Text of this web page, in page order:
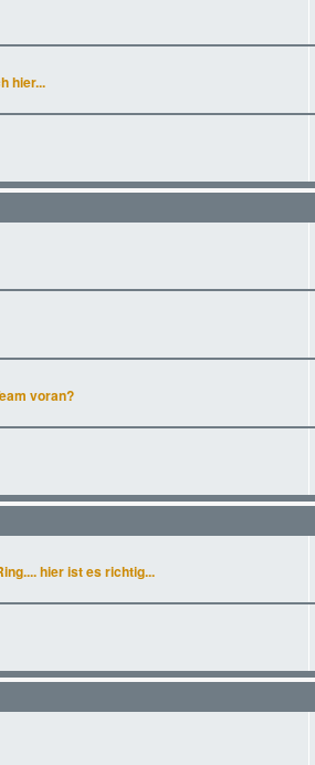
hier...
voran?
hier ist es richtig...